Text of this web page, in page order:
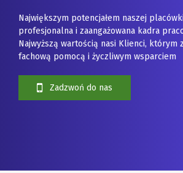
Największym potencjałem naszej
profesjonalna i zaangażowana kadra
Najwyższą wartością nasi Klienci, którym
fachową pomocą i życzliwym wsparciem
Zadzwoń do nas